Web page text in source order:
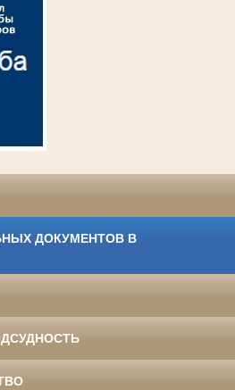
ДОКУМЕНТОВ В